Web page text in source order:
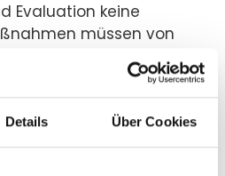
Details Über Cookies
Evaluation keine
müssen von
überprüft werden, ob die
den gewünschten